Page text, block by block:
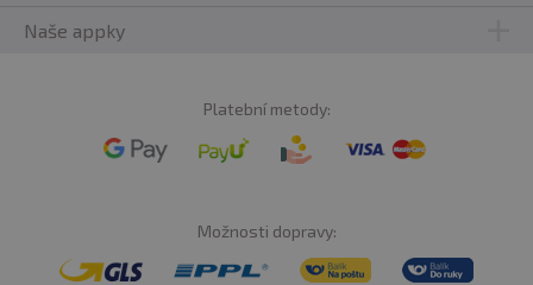
Naše appky
Platební metody:
Možnosti dopravy: